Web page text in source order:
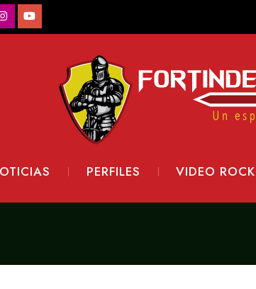
PERFILES VIDEO ROCK